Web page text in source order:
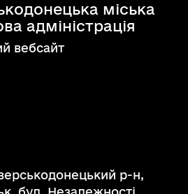
міська
адміністрація
вебсайт
р-н,